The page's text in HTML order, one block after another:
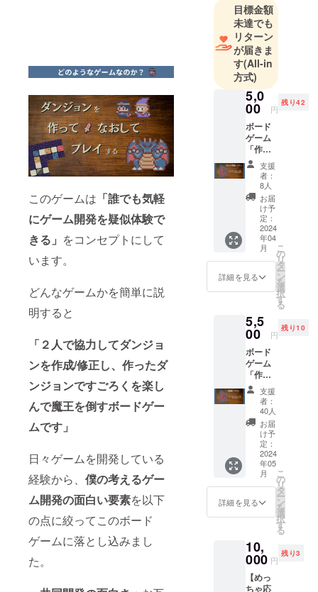
このゲームは 「誰でも気軽
にゲーム開発を疑似体験で
きる」 をコンセプトにして
います。
どんなゲームかを簡単に説
明すると
「２人で協力してダンジョ
ンを作成/修正し、作ったダ
ンジョンですごろくを楽し
んで魔王を倒すボードゲー
ムです」
日々ゲームを開発している
経験から、 僕の考えるゲー
ム開発の面白い要素を以下
の点に絞ってこのボード
ゲームに落とし込みまし
た。
「ボドゲ制
作サロン」
を運営中。
専門学校講
師やゲーム
マーケット
大賞受賞者
を講師によ
んで、ボー
ドゲームの
制作をサ
ポートして
います。
目標金額
未達でも
リターン
が届きま
す(All-in
方式)
5,0
00 円
残り42
ボード
ゲーム
「作っ
てダン
ジョ
ン」
（ゲー
ムマー
ケット
当日手
渡し）
支援
者：
8人
お届
け予
定：
2024
年04
月
詳細を見る
こ
の
リ
タ
ー
ン
を
選
択
す
る
5,5
00 円
残り10
ボード
ゲーム
「作っ
てダン
ジョ
ン」
（指定
の住所
へ配
送）
支援
者：
40人
お届
け予
定：
2024
年05
月
詳細を見る
こ
の
リ
タ
ー
ン
を
選
択
す
る
10,
000 円
残り3
【めっ
ちゃ応